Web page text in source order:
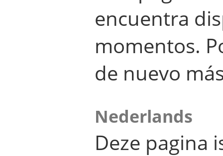
encuentra
momentos.
de nuevo
Nederlands
Deze pagina